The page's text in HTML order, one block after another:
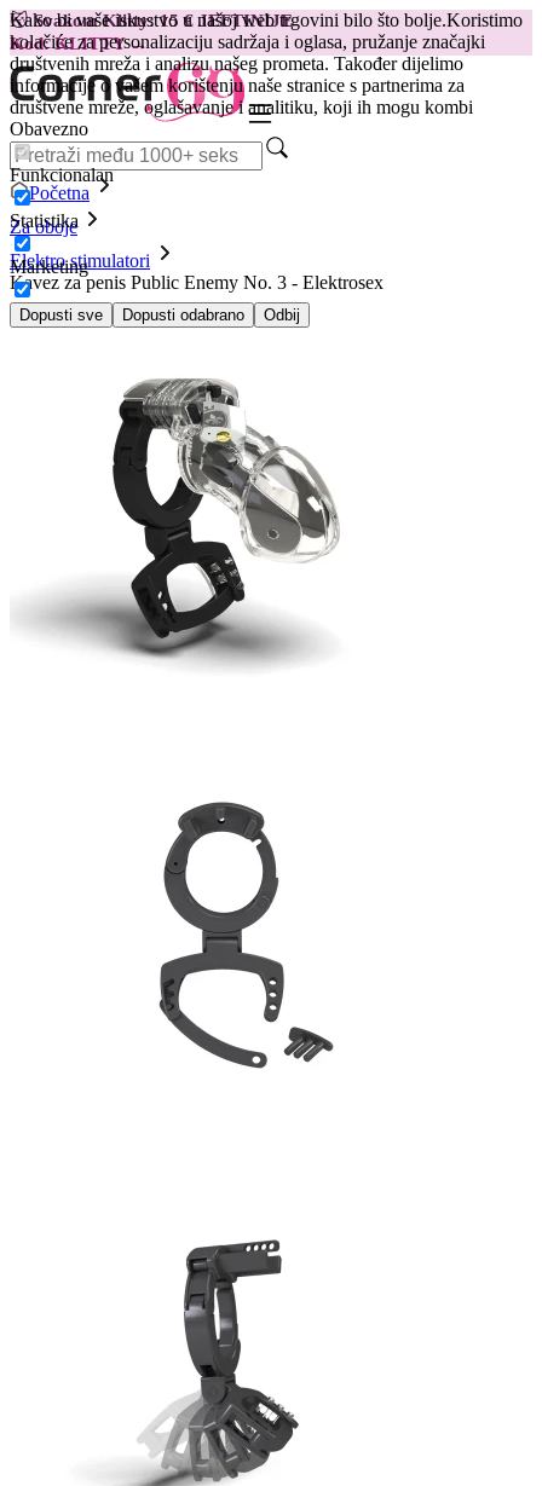
Kako bi vaše iskustvo u našoj web trgovini bilo što bolje.Koristimo
kolačiće za personalizaciju sadržaja i oglasa, pružanje značajki
društvenih mreža i analizu našeg prometa. Također dijelimo
informacije o vašem korištenju naše stranice s partnerima za
društvene mreže, oglašavanje i analitiku, koji ih mogu kombi
Obavezno
Funkcionalan
Statistika
Marketing
Dopusti sve Dopusti odabrano Odbij
😽Svakom Klitty: 15 € JEFTINIJE
Kod: KLITTY →
Početna
Za oboje
Elektro stimulatori
Kavez za penis Public Enemy No. 3 - Elektrosex